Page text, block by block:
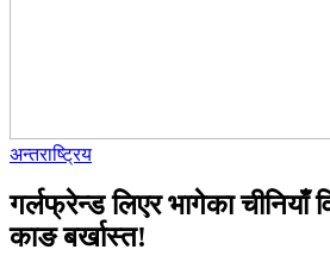
अन्तराष्ट्रिय
गर्लफ्रेन्ड लिएर भागेका चीनियाँ
काङ बर्खास्त!